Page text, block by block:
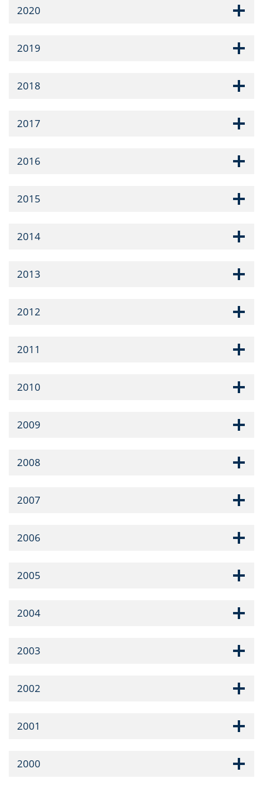
2020
2019
2018
2017
2016
2015
2014
2013
2012
2011
2010
2009
2008
2007
2006
2005
2004
2003
2002
2001
2000